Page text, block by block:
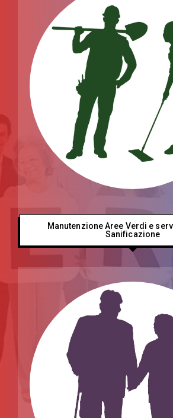
Manutenzione Aree Verdi e
Sanificazione